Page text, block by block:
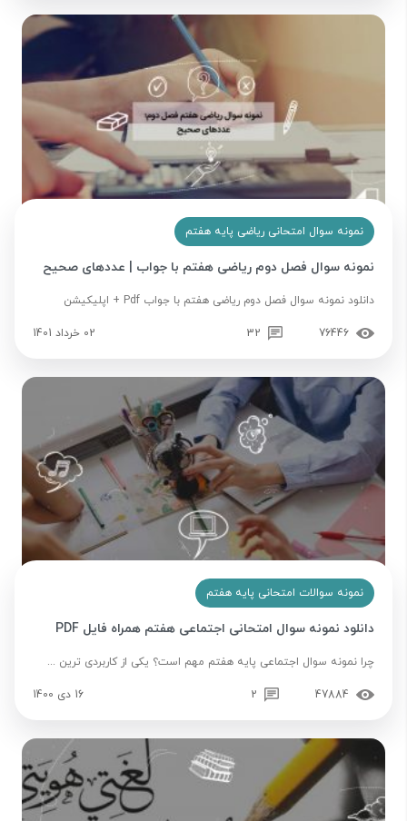
نمونه سوال امتحانی ریاضی پایه هفتم
نمونه سوال فصل دوم ریاضی هفتم با جواب | عددهای صحیح
دانلود نمونه سوال فصل دوم ریاضی هفتم با جواب Pdf + اپلیکیشن
76446
32 02 خرداد 1401
نمونه سوالات امتحانی پایه هفتم
دانلود نمونه سوال امتحانی اجتماعی هفتم همراه فایل PDF
چرا نمونه سوال اجتماعی پایه هفتم مهم است؟ یکی از کاربردی ترین ...
47884
2 16 دی 1400